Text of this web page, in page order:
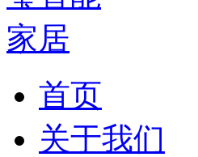
首页
关于我们